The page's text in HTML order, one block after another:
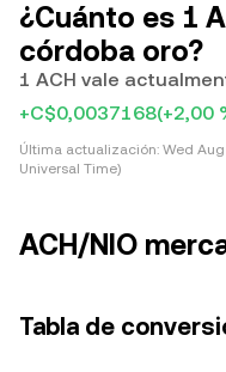
¿Cuánto es 1
córdoba oro?
1 ACH vale
+C$0,0037168(+2,00
Última actualización: Wed
Universal Time)
ACH/NIO
Tabla de